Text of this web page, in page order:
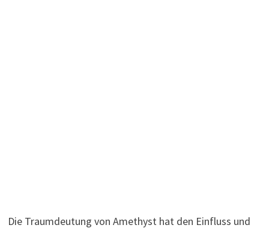
Die Traumdeutung von Amethyst hat den Einfluss und